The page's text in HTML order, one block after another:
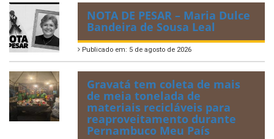
NOTA DE PESAR – Maria Dulce
Bandeira de Sousa Leal
Publicado em: 5 de agosto de 2026
Gravatá tem coleta de mais
de meia tonelada de
materiais recicláveis para
reaproveitamento durante
Pernambuco Meu País